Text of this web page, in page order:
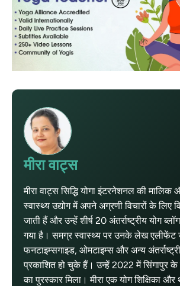
मीरा वाट्स
मीरा वाट्स सिद्धि योगा इंटरनेशनल की
स्वास्थ्य उद्योग में अपने अग्रणी विचारों के लिए
जाती हैं और उन्हें शीर्ष 20 अंतर्राष्ट्रीय योग
गया है। समग्र स्वास्थ्य पर उनके लेख एलीफेंट
फनटाइम्सगाइड, ओमटाइम्स और अन्य
प्रकाशित हो चुके हैं। उन्हें 2022 में सिंगापुर के
का पुरस्कार मिला। मीरा एक योग शिक्षिका और